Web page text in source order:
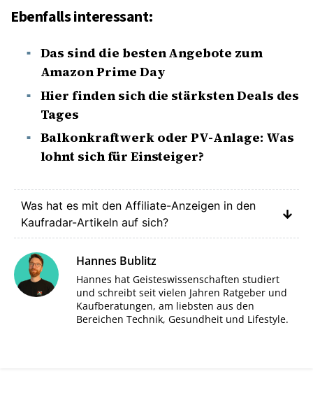
Ebenfalls interessant:
Das sind die besten Angebote zum
Amazon Prime Day
Hier finden sich die stärksten Deals des
Tages
Balkonkraftwerk oder PV-Anlage: Was
lohnt sich für Einsteiger?
Was hat es mit den Affiliate-Anzeigen in den
Kaufradar-Artikeln auf sich?
Hannes Bublitz
Hannes hat Geisteswissenschaften studiert
und schreibt seit vielen Jahren Ratgeber und
Kaufberatungen, am liebsten aus den
Bereichen Technik, Gesundheit und Lifestyle.